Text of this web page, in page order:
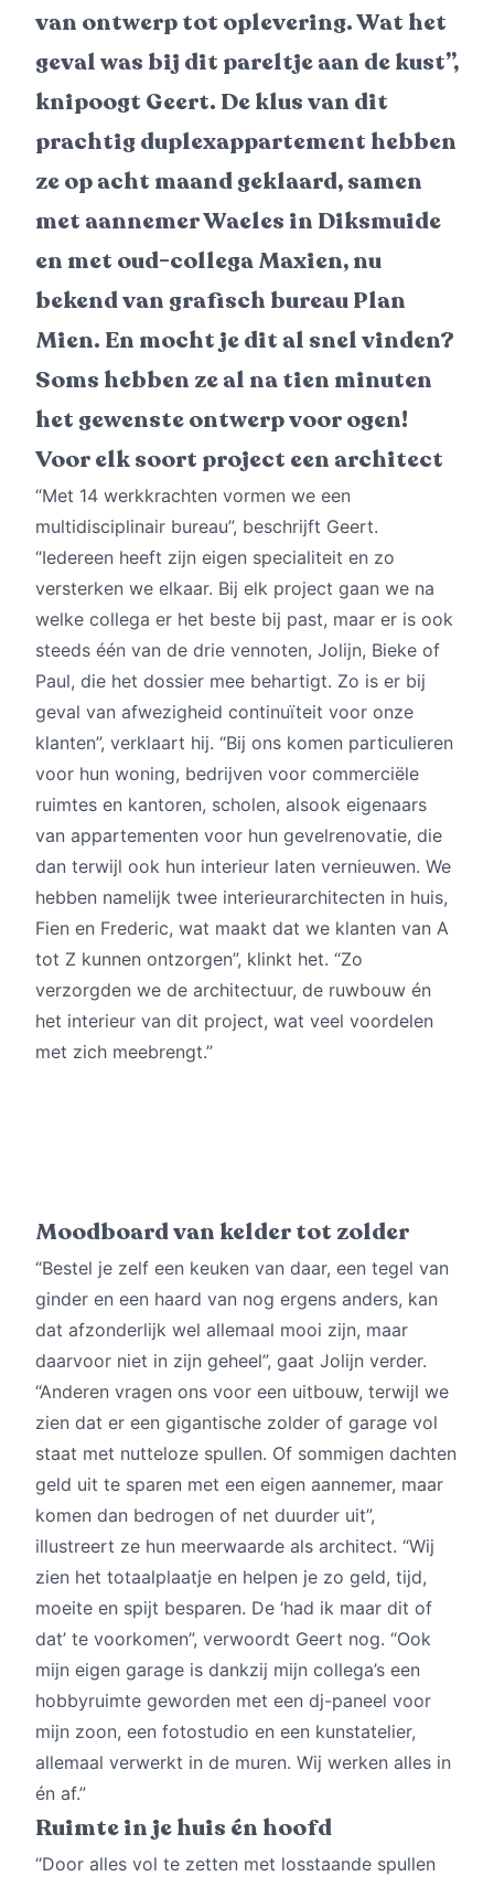
van ontwerp tot oplevering. Wat het
geval was bij dit pareltje aan de kust”,
knipoogt Geert. De klus van dit
prachtig duplexappartement hebben
ze op acht maand geklaard, samen
met aannemer Waeles in Diksmuide
en met oud-collega Maxien, nu
bekend van grafisch bureau Plan
Mien. En mocht je dit al snel vinden?
Soms hebben ze al na tien minuten
het gewenste ontwerp voor ogen!
Voor elk soort project een architect
“Met 14 werkkrachten vormen we een
multidisciplinair bureau”, beschrijft Geert.
“Iedereen heeft zijn eigen specialiteit en zo
versterken we elkaar. Bij elk project gaan we na
welke collega er het beste bij past, maar er is ook
steeds één van de drie vennoten, Jolijn, Bieke of
Paul, die het dossier mee behartigt. Zo is er bij
geval van afwezigheid continuïteit voor onze
klanten”, verklaart hij. “Bij ons komen particulieren
voor hun woning, bedrijven voor commerciële
ruimtes en kantoren, scholen, alsook eigenaars
van appartementen voor hun gevelrenovatie, die
dan terwijl ook hun interieur laten vernieuwen. We
hebben namelijk twee interieurarchitecten in huis,
Fien en Frederic, wat maakt dat we klanten van A
tot Z kunnen ontzorgen”, klinkt het. “Zo
verzorgden we de architectuur, de ruwbouw én
het interieur van dit project, wat veel voordelen
met zich meebrengt.”
Moodboard van kelder tot zolder
“Bestel je zelf een keuken van daar, een tegel van
ginder en een haard van nog ergens anders, kan
dat afzonderlijk wel allemaal mooi zijn, maar
daarvoor niet in zijn geheel”, gaat Jolijn verder.
“Anderen vragen ons voor een uitbouw, terwijl we
zien dat er een gigantische zolder of garage vol
staat met nutteloze spullen. Of sommigen dachten
geld uit te sparen met een eigen aannemer, maar
komen dan bedrogen of net duurder uit”,
illustreert ze hun meerwaarde als architect. “Wij
zien het totaalplaatje en helpen je zo geld, tijd,
moeite en spijt besparen. De ‘had ik maar dit of
dat’ te voorkomen”, verwoordt Geert nog. “Ook
mijn eigen garage is dankzij mijn collega’s een
hobbyruimte geworden met een dj-paneel voor
mijn zoon, een fotostudio en een kunstatelier,
allemaal verwerkt in de muren. Wij werken alles in
én af.”
Ruimte in je huis én hoofd
“Door alles vol te zetten met losstaande spullen